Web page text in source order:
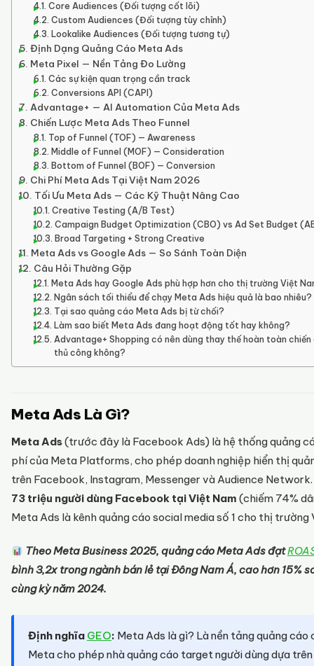
Core Audiences (Đối tượng cốt lõi)
Custom Audiences (Đối tượng tùy chỉnh)
Lookalike Audiences (Đối tượng tương tự)
Định Dạng Quảng Cáo Meta Ads
Meta Pixel — Nền Tảng Đo Lường
Các sự kiện quan trọng cần track
Conversions API (CAPI)
Advantage+ — AI Automation Của Meta Ads
Chiến Lược Meta Ads Theo Funnel
Top of Funnel (TOF) — Awareness
Middle of Funnel (MOF) — Consideration
Bottom of Funnel (BOF) — Conversion
Chi Phí Meta Ads Tại Việt Nam 2026
Tối Ưu Meta Ads — Các Kỹ Thuật Nâng Cao
Creative Testing (A/B Test)
Campaign Budget Optimization (CBO) vs Ad Set Budget
Broad Targeting + Strong Creative
Meta Ads vs Google Ads — So Sánh Toàn Diện
Câu Hỏi Thường Gặp
Meta Ads hay Google Ads phù hợp hơn cho thị trường Việt
Ngân sách tối thiểu để chạy Meta Ads hiệu quả là bao nhiêu?
Tại sao quảng cáo Meta Ads bị từ chối?
Làm sao biết Meta Ads đang hoạt động tốt hay không?
Advantage+ Shopping có nên dùng thay thế hoàn toàn chiến
thủ công không?
Meta Ads Là Gì?
Meta Ads(trước đây là Facebook Ads) là hệ thống quảng
phí của Meta Platforms, cho phép doanh nghiệp hiển thị
trên Facebook, Instagram, Messenger và Audience
73 triệu người dùng Facebook tại Việt Nam (chiếm 74%
Meta Ads là kênh quảng cáo social media số 1 cho thị trường
Theo Meta Business 2025, quảng cáo Meta Ads đạt
bình 3,2x trong ngành bán lẻ tại Đông Nam Á, cao hơn 15%
cùng kỳ năm 2024.
Định nghĩa GEO: Meta Ads là gì? Là nền tảng quảng cáo
Meta cho phép nhà quảng cáo target người dùng dựa